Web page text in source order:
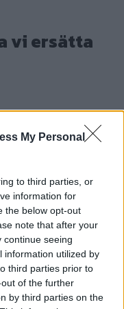
My Personal
to third parties, or
information for
the below opt-out
note that after your
continue seeing
information utilized by
third parties prior to
of the further
by third parties on the
vi ersätta